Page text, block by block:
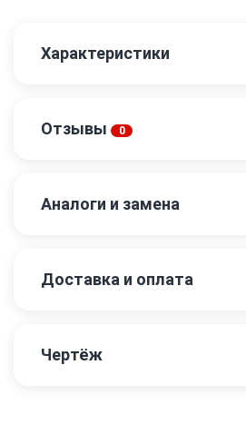
Характеристики
Отзывы 0
Аналоги и замена
Доставка и оплата
Чертёж